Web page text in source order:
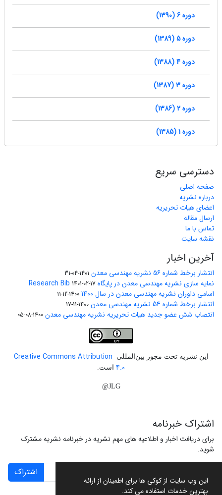
این وب سایت از کوکی ها برای اطمینان از ارائه
بهترین خدمات استفاده می کند.
دوره 6 (1390)
دوره 5 (1389)
دوره 4 (1388)
دوره 3 (1387)
دوره 2 (1386)
دوره 1 (1385)
دسترسی سریع
صفحه اصلی
درباره نشریه
اعضای هیات تحریریه
ارسال مقاله
تماس با ما
نقشه سایت
آخرین اخبار
انتشار برخط شماره 56 نشریه مهندسی معدن 1401-04-31
نمایه سازی نشریه مهندسی معدن در پایگاه Research Bib 1401-02-17
اسامی داوران نشریه مهندسی معدن در سال 1400 1400-12-11
انتشار برخط شماره 54 نشریه مهندسی معدن 1400-11-17
انتصاب شش عضو جدید هیات تحریریه نشریه مهندسی معدن 1400-08-05
این نشریه تحت مجوز بین‌المللی
Creative Commons Attribution
4.0 است.
JLG@
اشتراک خبرنامه
برای دریافت اخبار و اطلاعیه های مهم نشریه در خبرنامه نشریه مشترک
شوید.
اشتراک